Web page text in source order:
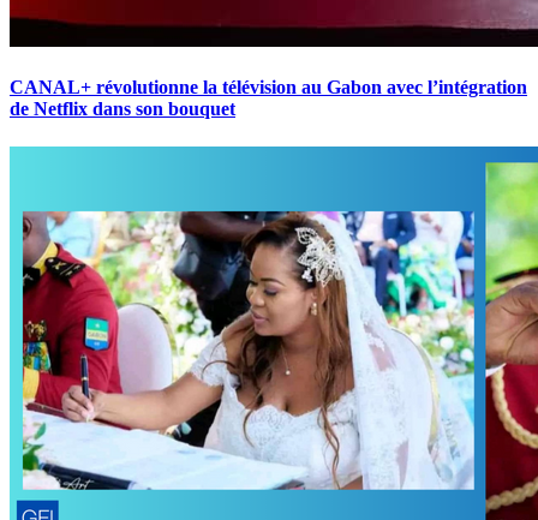
CANAL+ révolutionne la télévision au Gabon avec l’intégration
de Netflix dans son bouquet